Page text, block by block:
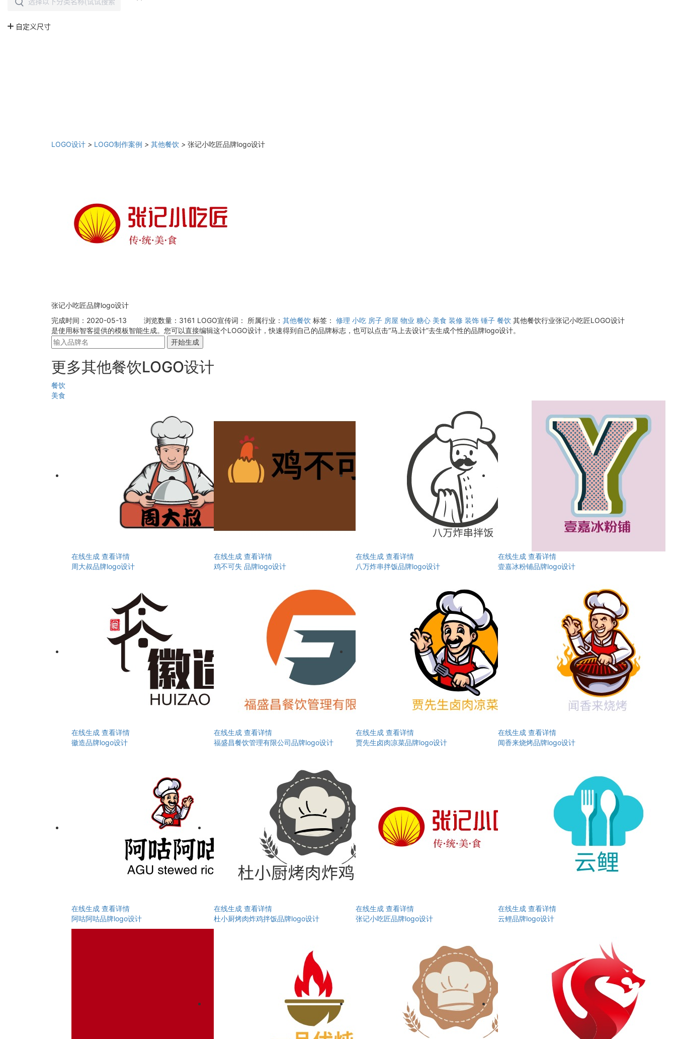
LOGO设计 > LOGO制作案例 > 其他餐饮 > 张记小吃匠品牌logo设计
张记小吃匠品牌logo设计
完成时间：2020-05-13
浏览数量：3161 LOGO宣传词： 所属行业： 其他餐饮 标签： 修理 小吃 房子 房屋 物业 糖心 美食 装修 装饰 锤子 餐饮 其他餐饮行业张记小吃匠LOGO设计
是使用标智客提供的模板智能生成。您可以直接编辑这个LOGO设计，快速得到自己的品牌标志，也可以点击“马上去设计”去生成个性的品牌logo设计。
开始生成
更多其他餐饮LOGO设计
餐饮
美食
在线生成 查看详情
周大叔品牌logo设计
在线生成 查看详情
鸡不可失 品牌logo设计
在线生成 查看详情
八万炸串拌饭品牌logo设计
在线生成 查看详情
壹嘉冰粉铺品牌logo设计
在线生成 查看详情
徽造品牌logo设计
在线生成 查看详情
福盛昌餐饮管理有限公司品牌logo设计
在线生成 查看详情
贾先生卤肉凉菜品牌logo设计
在线生成 查看详情
闻香来烧烤品牌logo设计
在线生成 查看详情
阿咕阿咕品牌logo设计
在线生成 查看详情
杜小厨烤肉炸鸡拌饭品牌logo设计
在线生成 查看详情
张记小吃匠品牌logo设计
在线生成 查看详情
云鲤品牌logo设计